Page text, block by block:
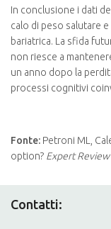
In conclusione i dati
calo di peso salutare
bariatrica. La sfida
non riesce a
un anno dopo la
processi cognitivi
Fonte: Petroni ML,
option? Expert
Contatti: